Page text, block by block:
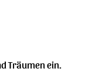
Träumen ein.